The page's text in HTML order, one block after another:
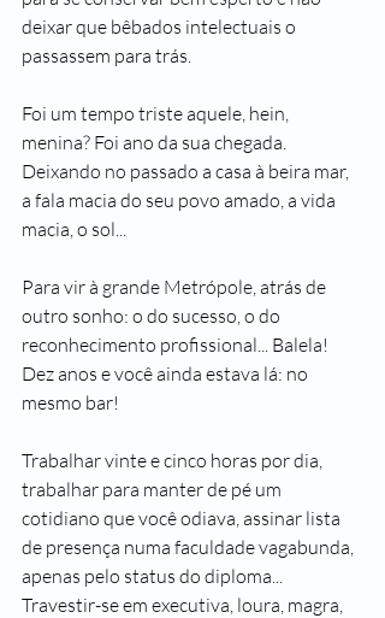
deixar que bêbados intelectuais o
passassem para trás.
Foi um tempo triste aquele, hein,
menina? Foi ano da sua chegada.
Deixando no passado a casa à beira mar,
a fala macia do seu povo amado, a vida
macia, o sol...
Para vir à grande Metrópole, atrás de
outro sonho: o do sucesso, o do
reconhecimento profissional... Balela!
Dez anos e você ainda estava lá: no
mesmo bar!
Trabalhar vinte e cinco horas por dia,
trabalhar para manter de pé um
cotidiano que você odiava, assinar lista
de presença numa faculdade vagabunda,
apenas pelo status do diploma...
Travestir-se em executiva, loura, magra,